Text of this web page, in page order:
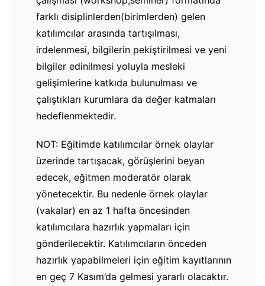
farklı disiplinlerden(birimlerden) gelen
katılımcılar arasında tartışılması,
irdelenmesi, bilgilerin pekiştirilmesi ve yeni
bilgiler edinilmesi yoluyla mesleki
gelişimlerine katkıda bulunulması ve
çalıştıkları kurumlara da değer katmaları
hedeflenmektedir.
NOT: Eğitimde katılımcılar örnek olaylar
üzerinde tartışacak, görüşlerini beyan
edecek, eğitmen moderatör olarak
yönetecektir. Bu nedenle örnek olaylar
(vakalar) en az 1 hafta öncesinden
katılımcılara hazırlık yapmaları için
gönderilecektir. Katılımcıların önceden
hazırlık yapabilmeleri için eğitim kayıtlarının
en geç 7 Kasım’da gelmesi yararlı olacaktır.